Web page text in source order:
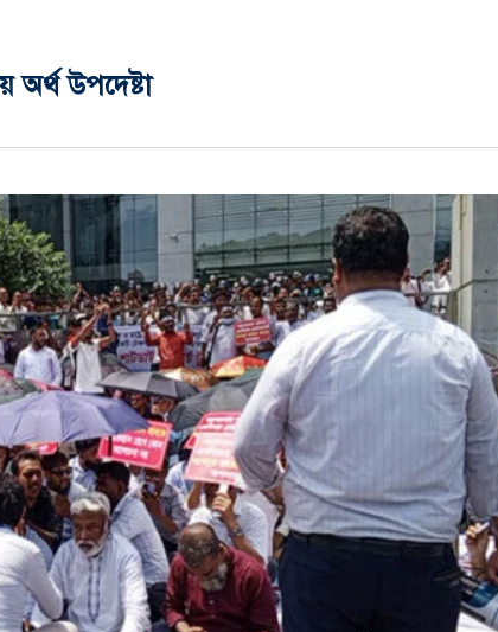
অর্থ উপদেষ্টা